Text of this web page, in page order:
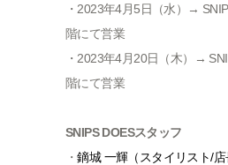
・2023年4月5日（水）→
階にて営業
・2023年4月20日（木）→
階にて営業
SNIPS DOESスタッフ
・鏑城 一輝（スタイリスト/店